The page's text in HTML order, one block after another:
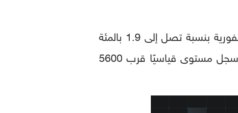
في المعاملات الفورية بنسبة تصل إلى 1.9 بالمئة
ليبلغ ما يزيد قليلاً عن 4111 دولارًا للأونصة خلال تعاملات الثلاثاء. وبعد أن سجل مستوى قياسيًا قرب 5600